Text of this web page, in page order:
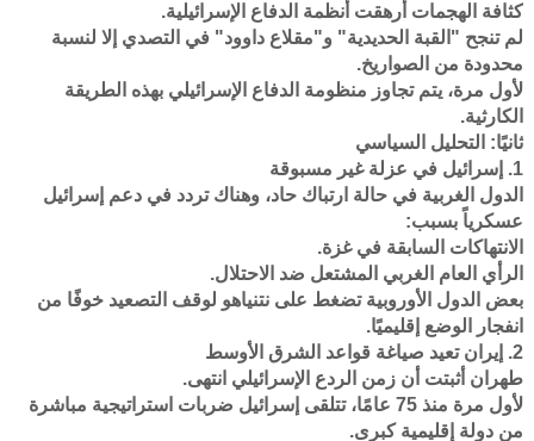
كثافة الهجمات أرهقت أنظمة الدفاع الإسرائيلية.
لم تنجح "القبة الحديدية" و"مقلاع داوود" في التصدي إلا لنسبة
محدودة من الصواريخ.
لأول مرة، يتم تجاوز منظومة الدفاع الإسرائيلي بهذه الطريقة
الكارثية.
ثانيًا: التحليل السياسي
1. إسرائيل في عزلة غير مسبوقة
الدول الغربية في حالة ارتباك حاد، وهناك تردد في دعم إسرائيل
عسكرياً بسبب:
الانتهاكات السابقة في غزة.
الرأي العام الغربي المشتعل ضد الاحتلال.
بعض الدول الأوروبية تضغط على نتنياهو لوقف التصعيد خوفًا من
انفجار الوضع إقليميًا.
2. إيران تعيد صياغة قواعد الشرق الأوسط
طهران أثبتت أن زمن الردع الإسرائيلي انتهى.
لأول مرة منذ 75 عامًا، تتلقى إسرائيل ضربات استراتيجية مباشرة
من دولة إقليمية كبرى.